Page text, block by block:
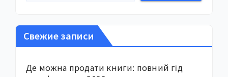
Свежие записи
Де можна продати книги: повний гід